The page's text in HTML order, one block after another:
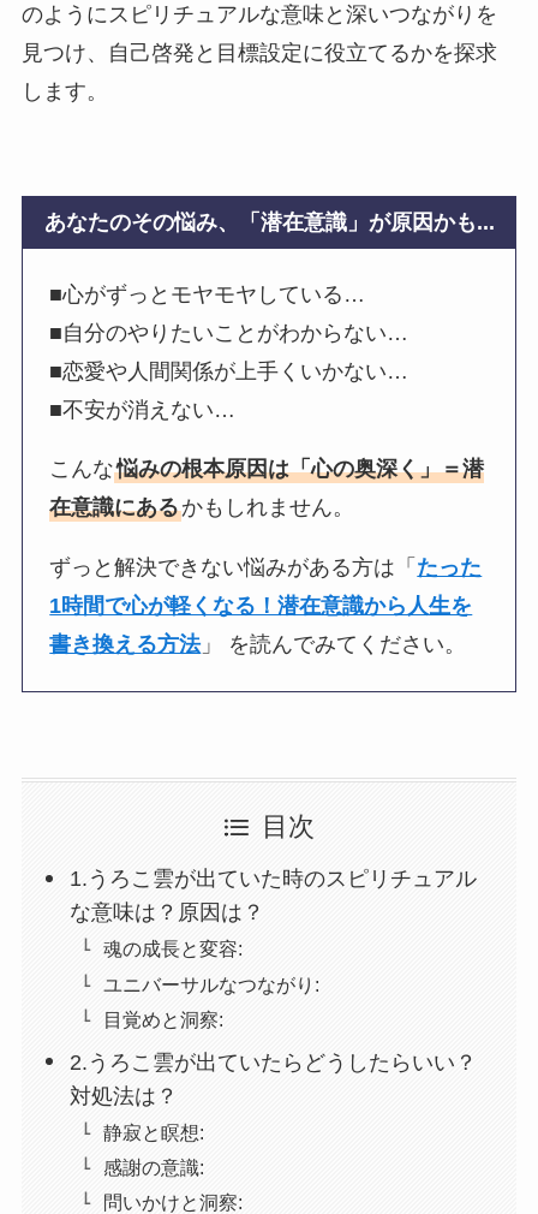
のようにスピリチュアルな意味と深いつながりを
見つけ、自己啓発と目標設定に役立てるかを探求
します。
あなたのその悩み、「潜在意識」が原因かも...
■心がずっとモヤモヤしている…
■自分のやりたいことがわからない…
■恋愛や人間関係が上手くいかない…
■不安が消えない…
こんな悩みの根本原因は「心の奥深く」＝潜
在意識にあるかもしれません。
ずっと解決できない悩みがある方は「 たった
1時間で心が軽くなる！潜在意識から人生を
書き換える方法」 を読んでみてください。
目次
1.うろこ雲が出ていた時のスピリチュアル
な意味は？原因は？
魂の成長と変容:
ユニバーサルなつながり:
目覚めと洞察:
2.うろこ雲が出ていたらどうしたらいい？
対処法は？
静寂と瞑想:
感謝の意識:
問いかけと洞察: